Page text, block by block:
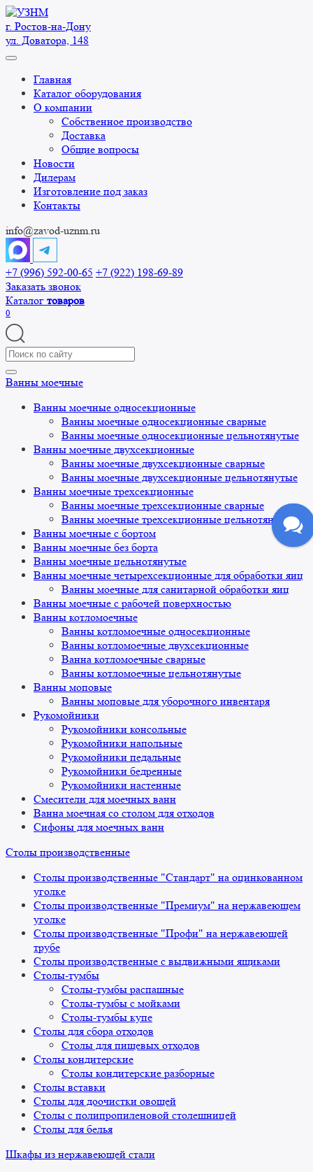
Перейти
к
содержанию
г. Ростов-на-Дону
ул. Доватора, 148
Главная
Каталог оборудования
О компании
Собственное производство
Доставка
Общие вопросы
Новости
Дилерам
Изготовление под заказ
Контакты
info@zavod-uznm.ru
+7 (996) 592-00-65 +7 (922) 198-69-89
Заказать звонок
Каталог товаров
0
Search
for:
Ванны моечные
Ванны моечные односекционные
Ванны моечные односекционные сварные
Ванны моечные односекционные цельнотянутые
Ванны моечные двухсекционные
Ванны моечные двухсекционные сварные
Ванны моечные двухсекционные цельнотянутые
Ванны моечные трехсекционные
Ванны моечные трехсекционные сварные
Ванны моечные трехсекционные цельнотянутые
Ванны моечные с бортом
Ванны моечные без борта
Ванны моечные цельнотянутые
Ванны моечные четырехсекционные для обработки яиц
Ванны моечные для санитарной обработки яиц
Ванны моечные с рабочей поверхностью
Ванны котломоечные
Ванны котломоечные односекционные
Ванны котломоечные двухсекционные
Ванна котломоечные сварные
Ванны котломоечные цельнотянутые
Ванны моповые
Ванны моповые для уборочного инвентаря
Рукомойники
Рукомойники консольные
Рукомойники напольные
Рукомойники педальные
Рукомойники бедренные
Рукомойники настенные
Смесители для моечных ванн
Ванна моечная со столом для отходов
Сифоны для моечных ванн
Столы производственные
Столы производственные "Стандарт" на оцинкованном
уголке
Столы производственные "Премиум" на нержавеющем
уголке
Столы производственные "Профи" на нержавеющей
трубе
Столы производственные с выдвижными ящиками
Столы-тумбы
Столы-тумбы распашные
Столы-тумбы с мойками
Столы-тумбы купе
Столы для сбора отходов
Столы для пищевых отходов
Столы кондитерские
Столы кондитерские разборные
Столы вставки
Столы для доочистки овощей
Столы с полипропиленовой столешницей
Столы для белья
Шкафы из нержавеющей стали